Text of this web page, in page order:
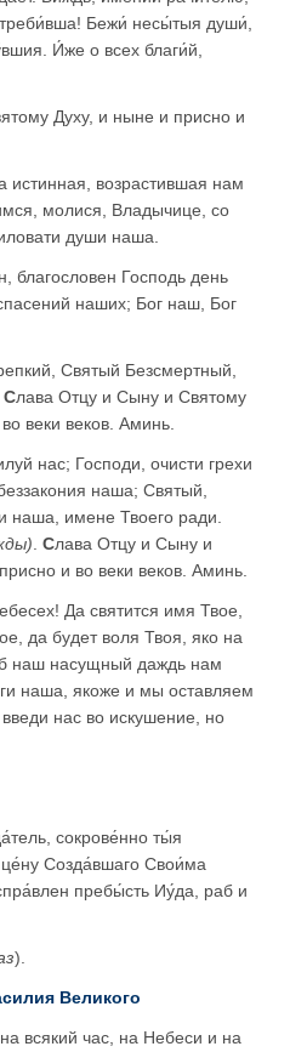
Бежи́ несы́тыя души́,
И́же о всех благи́й,
Духу, и ныне и присно и
истинная, возрастившая нам
молися, Владычице, со
души наша.
благословен Господь день
наших; Бог наш, Бог
Святый Безсмертный,
Слава Отцу и Сыну и Святому
веки веков. Аминь.
нас; Господи, очисти грехи
наша; Святый,
наша, имене Твоего ради.
. Слава Отцу и Сыну и
и во веки веков. Аминь.
Да святится имя Твое,
да будет воля Твоя, яко на
наш насущный даждь нам
наша, якоже и мы оставляем
нас во искушение, но
сокрове́нно ты́я
Созда́вшаго Свои́ма
пребы́сть Иу́да, раб и
).
Великого
всякий час, на Небеси и на